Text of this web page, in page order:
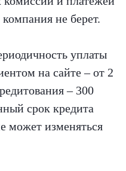
не берет.
уплаты
на сайте – от 2
– 300
срок кредита
может изменяться